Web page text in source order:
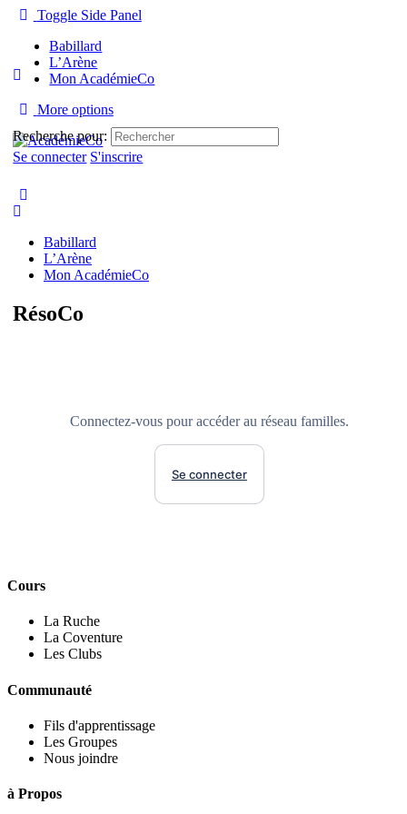
Toggle Side Panel
Babillard
L’Arène
Mon AcadémieCo
More options
Se connecter S'inscrire
Recherche pour:
Babillard
L’Arène
Mon AcadémieCo
RésoCo
Connectez-vous pour accéder au réseau familles.
Se connecter
Cours
La Ruche
La Coventure
Les Clubs
Communauté
Fils d'apprentissage
Les Groupes
Nous joindre
à Propos